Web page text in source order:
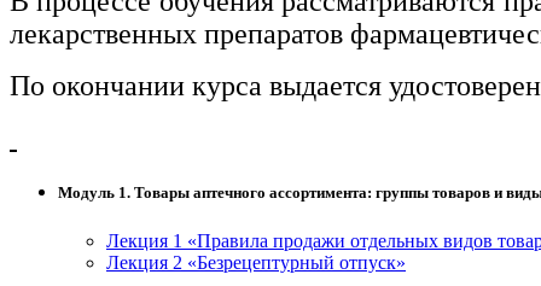
лекарственных препаратов
По окончании курса выдается
Модуль 1. Товары аптечного ассортимента: группы товаров и
Лекция 1 «Правила продажи отдельных видов
Лекция 2 «Безрецептурный отпуск»